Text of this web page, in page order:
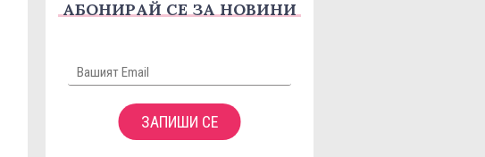
АБОНИРАЙ СЕ ЗА НОВИНИ
ЗАПИШИ СЕ